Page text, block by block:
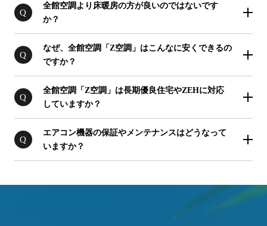
Q
全館空調より床暖房の方が良いのではないです
か？
Q
なぜ、全館空調「Z空調」はこんなに安くできるの
ですか？
Q
全館空調「Z空調」は長期優良住宅やZEHに対応
していますか？
Q
エアコン機器の保証やメンテナンスはどうなって
いますか？